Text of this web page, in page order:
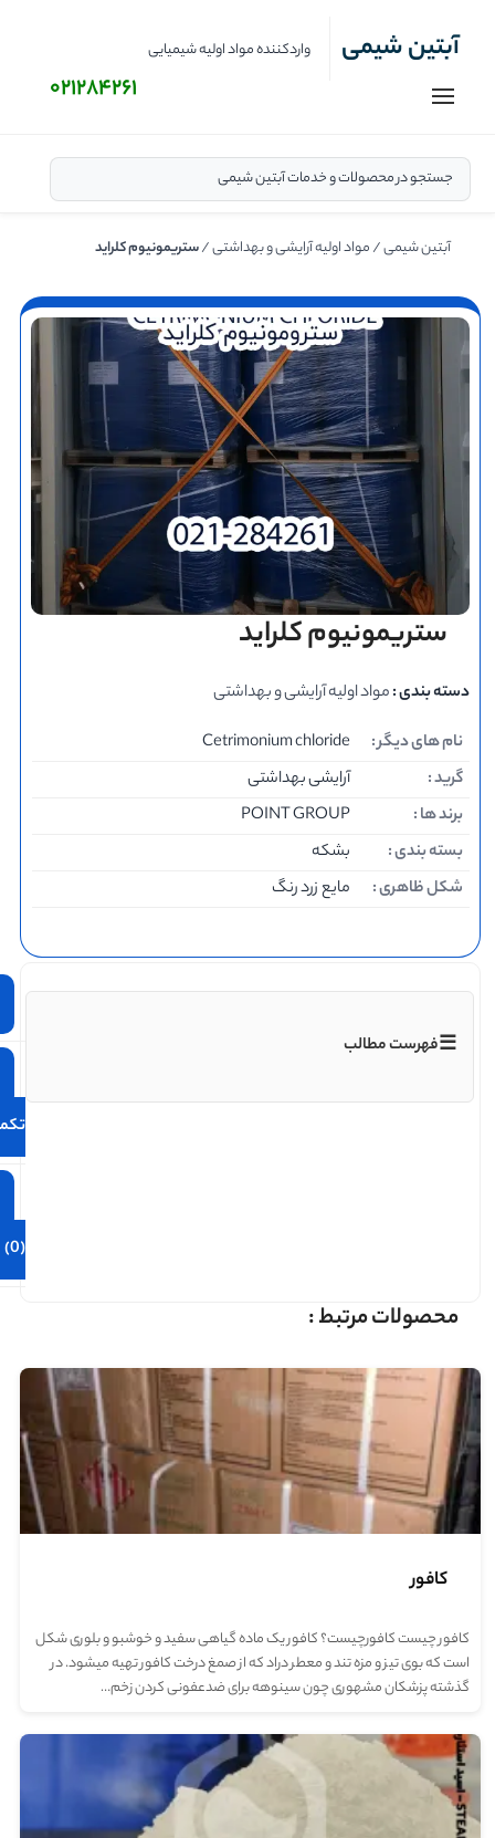
آبتین شیمی واردکننده مواد اولیه شیمیایی
۰۲۱۲۸۴۲۶۱
آبتین شیمی/مواد اولیه آرایشی و بهداشتی/ستریمونیوم کلراید
ستریمونیوم کلراید
دسته بندی :مواد اولیه آرایشی و بهداشتی
نام های دیگر :
Cetrimonium chloride
گرید :
آرایشی بهداشتی
برند ها :
POINT GROUP
بسته بندی :
بشکه
شکل ظاهری :
مایع زرد رنگ
☰فهرست مطالب
(0)
محصولات مرتبط :
کافور
کافور چیست کافورچیست؟ کافور یک ماده گیاهی سفید و خوشبو و بلوری شکل
است که بوی تیز و مزه تند و معطر دراد که از صمغ درخت کافور تهیه میشود. در
گذشته پزشکان مشهوری چون سینوهه برای ضدعفونی کردن زخم…